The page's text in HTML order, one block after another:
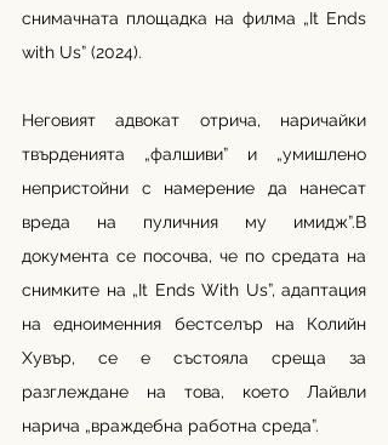
снимачната площадка на филма „It Ends
with Us” (2024).
Неговият адвокат отрича, наричайки
твърденията „фалшиви” и „умишлено
непристойни с намерение да нанесат
вреда на пуличния му имидж”.В
документа се посочва, че по средата на
снимките на „It Ends With Us”, адаптация
на едноименния бестселър на Колийн
Хувър, се е състояла среща за
разглеждане на това, което Лайвли
нарича „враждебна работна среда”.